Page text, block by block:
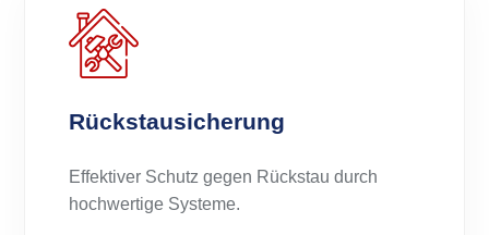
Rückstausicherung
Effektiver Schutz gegen Rückstau durch
hochwertige Systeme.